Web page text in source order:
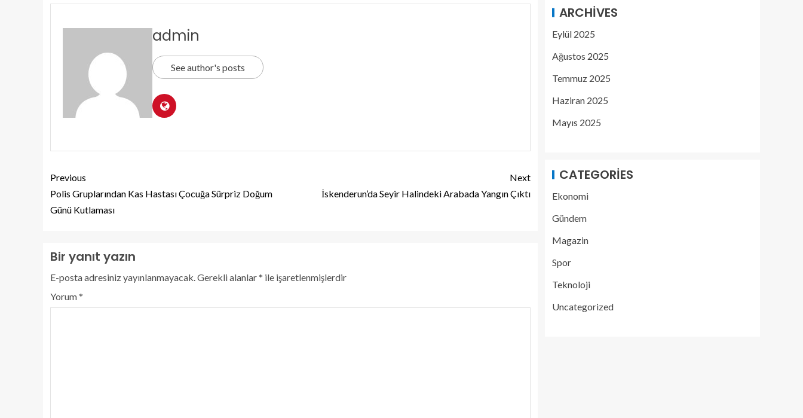
admin
See author's posts
Previous
Polis Gruplarından Kas Hastası Çocuğa Sürpriz Doğum
Günü Kutlaması
Next
İskenderun’da Seyir Halindeki Arabada Yangın Çıktı
Bir yanıt yazın
E-posta adresiniz yayınlanmayacak.Gerekli alanlar* ile işaretlenmişlerdir
Yorum*
ARCHIVES
Eylül 2025
Ağustos 2025
Temmuz 2025
Haziran 2025
Mayıs 2025
CATEGORIES
Ekonomi
Gündem
Magazin
Spor
Teknoloji
Uncategorized